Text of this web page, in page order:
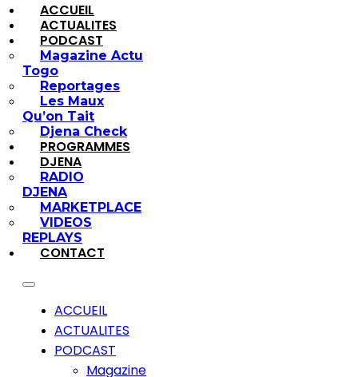
ACCUEIL
ACTUALITES
PODCAST
Magazine Actu
Togo
Reportages
Les Maux
Qu’on Tait
Djena Check
PROGRAMMES
DJENA
RADIO
DJENA
MARKETPLACE
VIDEOS
REPLAYS
CONTACT
ACCUEIL
ACTUALITES
PODCAST
Magazine